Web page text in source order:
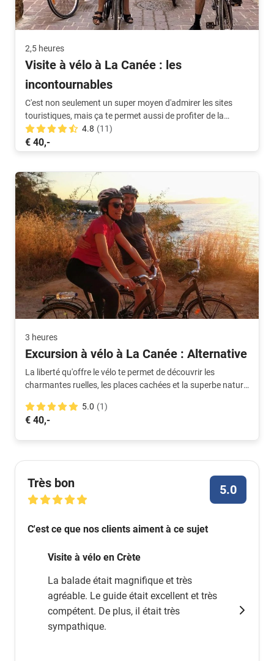
2,5 heures
Visite à vélo à La Canée : les
incontournables
C'est non seulement un super moyen d'admirer les sites
touristiques, mais ça te permet aussi de profiter de la
culture et de l'ambiance locales, tout en restant actif.
4.8 (11)
€ 40,-
3 heures
Excursion à vélo à La Canée : Alternative
La liberté qu'offre le vélo te permet de découvrir les
charmantes ruelles, les places cachées et la superbe nature
5.0 (1)
€ 40,-
Très bon 5.0
C'est ce que nos clients aiment à ce sujet
Visite à vélo en Crète
La balade était magnifique et très
agréable. Le guide était excellent et très
compétent. De plus, il était très
sympathique.